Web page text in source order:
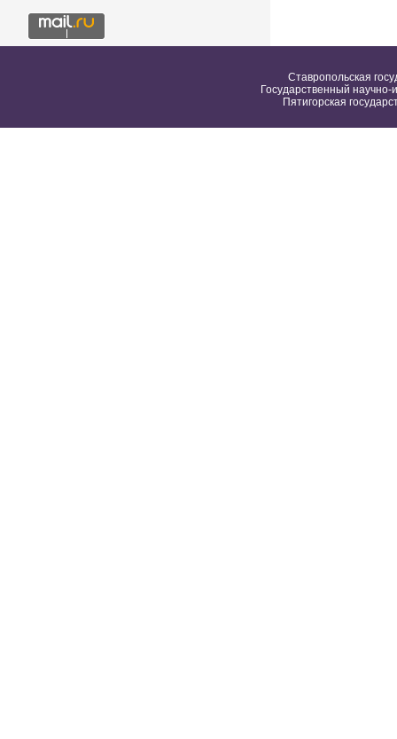
Ставропольская
Государственный научно-
Пятигорская